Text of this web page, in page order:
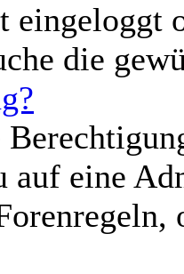
eingeloggt
die
auf eine